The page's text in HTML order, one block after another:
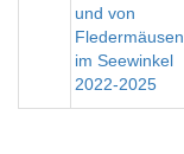
und von
Fledermäusen
im Seewinkel
2022-2025